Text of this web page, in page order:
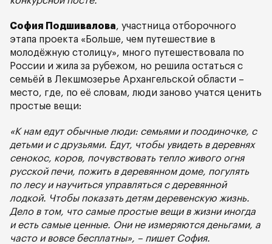
София Подшивалова, участница отборочного
этапа проекта «Больше, чем путешествие в
молодёжную столицу», много путешествовала по
России и жила за рубежом, но решила остаться с
семьёй в Лекшмозерье Архангельской области –
место, где, по её словам, люди заново учатся ценить
простые вещи:
«К нам едут обычные люди: семьями и поодиночке, с
детьми и с друзьями. Едут, чтобы увидеть в деревнях
сенокос, коров, почувствовать тепло живого огня
русской печи, пожить в деревянном доме, погулять
по лесу и научиться управляться с деревянной
лодкой. Чтобы показать детям деревенскую жизнь.
Дело в том, что самые простые вещи в жизни иногда
и есть самые ценные. Они не измеряются деньгами, а
часто и вовсе бесплатны», – пишет София.